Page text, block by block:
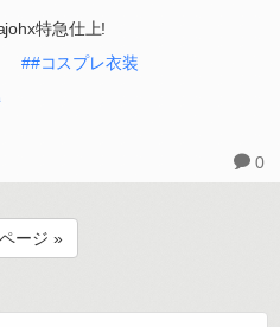
特急仕上!
##コスプレ衣装
0
ージ »